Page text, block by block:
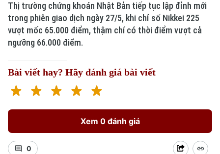
Thị trường chứng khoán Nhật Bản tiếp tục lập đỉnh mới
trong phiên giao dịch ngày 27/5, khi chỉ số Nikkei 225
vượt mốc 65.000 điểm, thậm chí có thời điểm vượt cả
ngưỡng 66.000 điểm.
Bài viết hay? Hãy đánh giá bài viết
Xem 0 đánh giá
0